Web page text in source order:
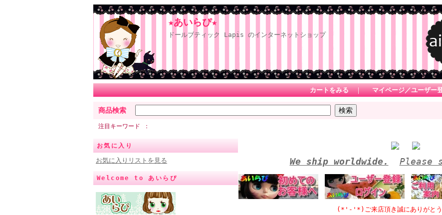
★あいらぴ★
ドールブティック Lapis のインターネットショップ
カートをみる ｜ マイページ／ユーザー
商品検索
注目キーワード
お気に入り
お気に入りリストを見る
Welcome to あいらぴ
We ship worldwide. Please
(*'-'*)ご来店頂き誠にありがとうございま